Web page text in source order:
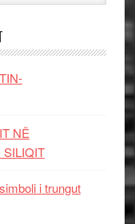
NË
SILIQIT
i trungut